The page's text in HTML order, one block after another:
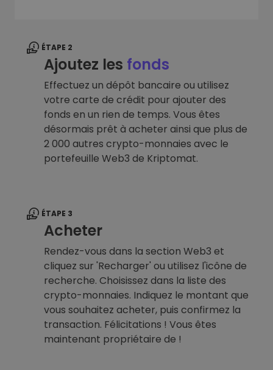
ÉTAPE 2
Ajoutez les fonds
Effectuez un dépôt bancaire ou utilisez
votre carte de crédit pour ajouter des
fonds en un rien de temps. Vous êtes
désormais prêt à acheter ainsi que plus de
2 000 autres crypto-monnaies avec le
portefeuille Web3 de Kriptomat.
ÉTAPE 3
Acheter
Rendez-vous dans la section Web3 et
cliquez sur 'Recharger' ou utilisez l'icône de
recherche. Choisissez dans la liste des
crypto-monnaies. Indiquez le montant que
vous souhaitez acheter, puis confirmez la
transaction. Félicitations ! Vous êtes
maintenant propriétaire de !